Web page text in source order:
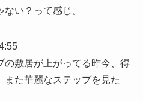
い？って感じ。
の敷居が上がってる昨今、得
また華麗なステップを見た